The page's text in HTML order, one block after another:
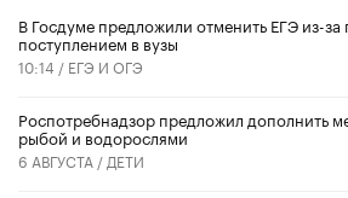
В Госдуме предложили отменить ЕГЭ из-
поступлением в вузы
10:14 / ЕГЭ И ОГЭ
Роспотребнадзор предложил дополнить
рыбой и водорослями
6 АВГУСТА / ДЕТИ